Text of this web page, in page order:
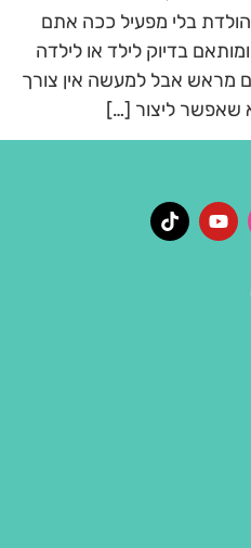
בלי מפעיל ככה אתם
בדיוק לילד או לילדה
מראש אבל למעשה אין צורך
שאפשר ליצור […]